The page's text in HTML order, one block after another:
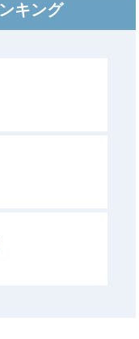
キング